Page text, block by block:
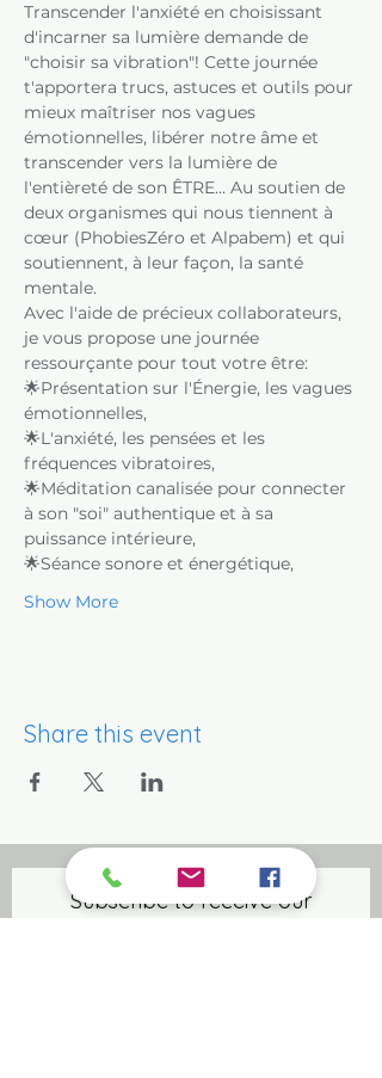
Transcender l'anxiété en choisissant
d'incarner sa lumière demande de
"choisir sa vibration"! Cette journée
t'apportera trucs, astuces et outils pour
mieux maîtriser nos vagues
émotionnelles, libérer notre âme et
transcender vers la lumière de
l'entièreté de son ÊTRE... Au soutien de
deux organismes qui nous tiennent à
cœur (PhobiesZéro et Alpabem) et qui
soutiennent, à leur façon, la santé
mentale.
Avec l'aide de précieux collaborateurs,
je vous propose une journée
ressourçante pour tout votre être:
🌟Présentation sur l'Énergie, les vagues
émotionnelles,
🌟L'anxiété, les pensées et les
fréquences vibratoires,
🌟Méditation canalisée pour connecter
à son "soi" authentique et à sa
puissance intérieure,
🌟Séance sonore et énergétique,
Show More
Share this event
Subscribe to receive our